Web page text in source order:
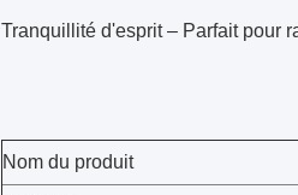
Tranquillité d'esprit – Parfait pour
Nom du produit